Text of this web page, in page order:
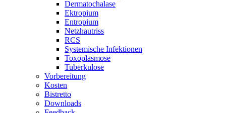
Dermatochalase
Ektropium
Entropium
Netzhautriss
RCS
Systemische Infektionen
Toxoplasmose
Tuberkulose
Vorbereitung
Kosten
Bistretto
Downloads